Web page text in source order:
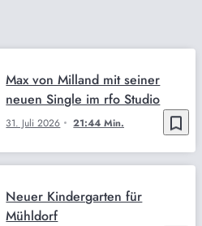
bookmark_border
31. Juli 2026 21:44 Min.
Max von Milland mit seiner
neuen Single im rfo Studio
Neuer Kindergarten für
Mühldorf